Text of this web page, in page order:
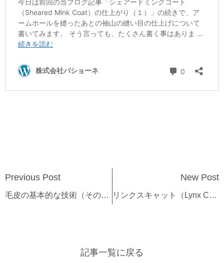
Previous Post
毛皮の基本的な技術（その１）
New Post
リンクスキャット（Lynx Cat）の特徴
記事一覧に戻る